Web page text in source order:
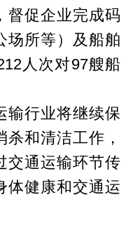
督促企业完成码
场所等）及船舶
人次对97艘船
行业将继续保
和清洁工作，
交通运输环节传
体健康和交通运